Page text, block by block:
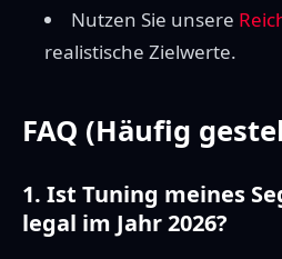
Nutzen Sie unsere
realistische Zielwerte.
FAQ (Häufig
1. Ist Tuning meines
legal im Jahr 2026?